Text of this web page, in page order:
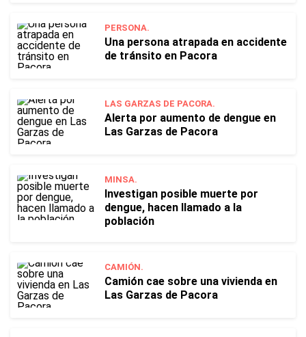
PERSONA.
Una persona atrapada en accidente
de tránsito en Pacora
LAS GARZAS DE PACORA.
Alerta por aumento de dengue en
Las Garzas de Pacora
MINSA.
Investigan posible muerte por
dengue, hacen llamado a la
población
CAMIÓN.
Camión cae sobre una vivienda en
Las Garzas de Pacora